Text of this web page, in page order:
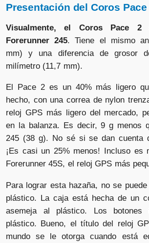
Presentación del Coros Pace
Visualmente, el Coros Pace 2
Forerunner 245. Tiene el mismo
mm) y una diferencia de grosor
milímetro (11,7 mm).
El Pace 2 es un 40% más ligero
hecho, con una correa de nylon
reloj GPS más ligero del mercado,
en la balanza. Es decir, 9 g menos
245 (38 g). No sé si se dan cuenta
¡Es casi un 25% menos! Incluso es
Forerunner 45S, el reloj GPS más
Para lograr esta hazaña, no se
plástico. La caja está hecha de un
asemeja al plástico. Los botones
plástico. Bueno, el título del reloj
mundo se le otorga cuando está